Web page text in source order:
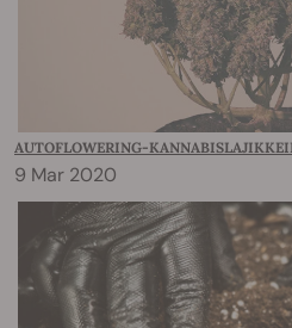
AUTOFLOWERING-
9 Mar 2020